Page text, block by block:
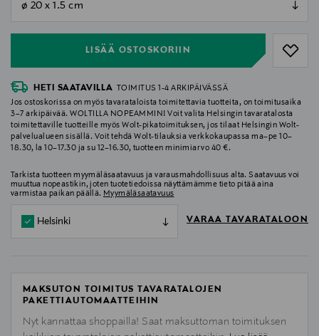
LISÄÄ OSTOSKORIIN
HETI SAATAVILLA
TOIMITUS 1-4 ARKIPÄIVÄSSÄ
Jos ostoskorissa on myös tavarataloista toimitettavia tuotteita, on toimitusaika
3–7 arkipäivää. WOLTILLA NOPEAMMIN! Voit valita Helsingin tavaratalosta
toimitettaville tuotteille myös Wolt-pikatoimituksen, jos tilaat Helsingin Wolt-
palvelualueen sisällä. Voit tehdä Wolt-tilauksia verkkokaupassa ma–pe 10–
18.30, la 10–17.30 ja su 12–16.30, tuotteen minimiarvo 40 €.
Tarkista tuotteen myymäläsaatavuus ja varausmahdollisuus alta. Saatavuus voi
muuttua nopeastikin, joten tuotetiedoissa näyttämämme tieto pitää aina
varmistaa paikan päällä. Myymäläsaatavuus
Helsinki VARAA TAVARATALOON
MAKSUTON TOIMITUS TAVARATALOJEN
PAKETTIAUTOMAATTEIHIN
Nyt kannattaa shoppailla! Saat maksuttoman toimituksen